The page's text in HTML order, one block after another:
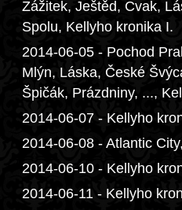
Zážitek, Ještěd, Cvak,
Spolu, Kellyho kronika I.
2014-06-05 - Pochod
Mlýn, Láska, České
Špičák, Prázdniny, ...,
2014-06-07 - Kellyho
2014-06-08 - Atlantic
2014-06-10 - Kellyho
2014-06-11 - Kellyho